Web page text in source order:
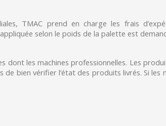
TMAC prend en charge les frais
selon le poids de la palette est
les machines professionnelles. Les
bien vérifier l’état des produits livrés. Si